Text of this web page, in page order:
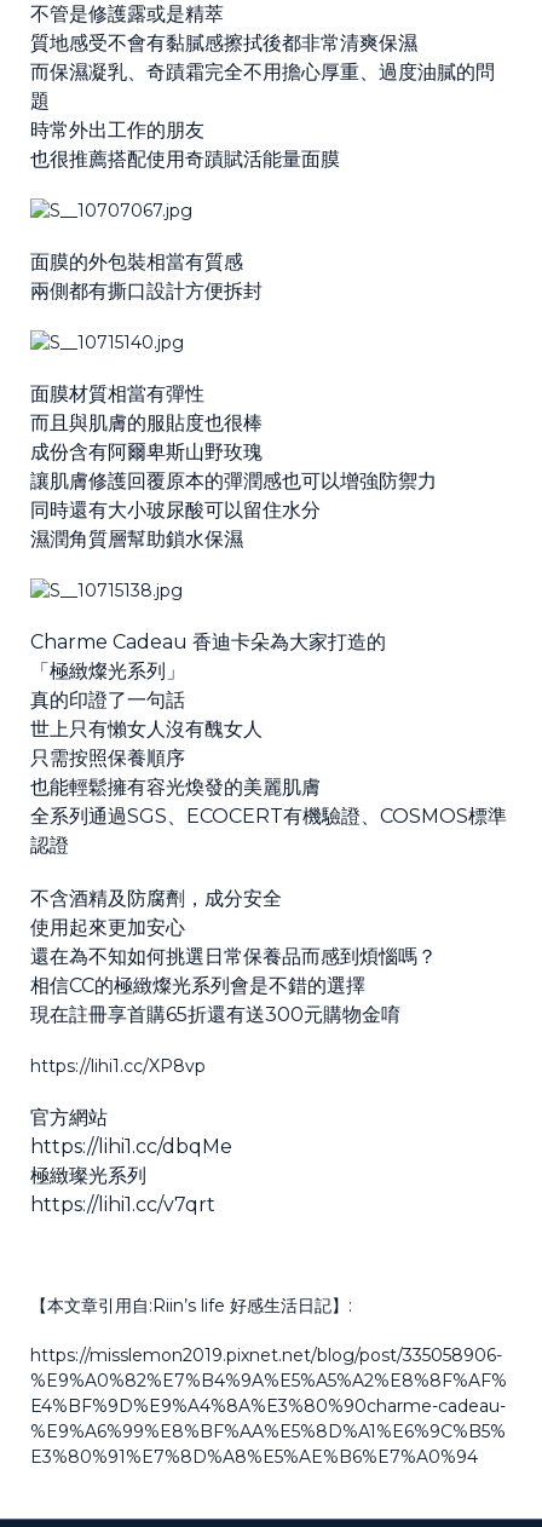
不管是修護露或是精萃
質地感受不會有黏膩感擦拭後都非常清爽保濕
而保濕凝乳、奇蹟霜完全不用擔心厚重、過度油膩的問
題
時常外出工作的朋友
也很推薦搭配使用奇蹟賦活能量面膜
面膜的外包裝相當有質感
兩側都有撕口設計方便拆封
面膜材質相當有彈性
而且與肌膚的服貼度也很棒
成份含有阿爾卑斯山野玫瑰
讓肌膚修護回覆原本的彈潤感也可以增強防禦力
同時還有大小玻尿酸可以留住水分
濕潤角質層幫助鎖水保濕
Charme Cadeau 香迪卡朵為大家打造的
「極緻燦光系列」
真的印證了一句話
世上只有懶女人沒有醜女人
只需按照保養順序
也能輕鬆擁有容光煥發的美麗肌膚
全系列通過SGS、ECOCERT有機驗證、COSMOS標準
認證
不含酒精及防腐劑，成分安全
使用起來更加安心
還在為不知如何挑選日常保養品而感到煩惱嗎？
相信CC的極緻燦光系列會是不錯的選擇
現在註冊享首購65折還有送300元購物金唷
https://lihi1.cc/XP8vp
官方網站
https://lihi1.cc/dbqMe
極緻璨光系列
https://lihi1.cc/v7qrt
【本文章引用自:Riin’s life 好感生活日記】:
https://misslemon2019.pixnet.net/blog/post/335058906-
%E9%A0%82%E7%B4%9A%E5%A5%A2%E8%8F%AF%
E4%BF%9D%E9%A4%8A%E3%80%90charme-cadeau-
%E9%A6%99%E8%BF%AA%E5%8D%A1%E6%9C%B5%
E3%80%91%E7%8D%A8%E5%AE%B6%E7%A0%94